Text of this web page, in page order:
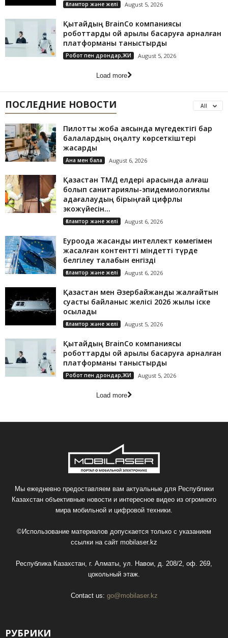
Ғаламтор және желі August 5, 2026
Қытайдың BrainCo компаниясы
роботтарды ой арқылы басқаруға арналған
платформаны таныстырды
Робот пен дрондар,ЖИ August 5, 2026
Load more
ПОСЛЕДНИЕ НОВОСТИ All
Пилоттық жоба аясында мүгедектігі бар
балалардың оңалту көрсеткіштері
жақсарды
Ана мен бала August 6, 2026
Қазақстан ТМД елдері арасында алғаш
болып санитариялық-эпидемиологиялық
қадағалаудың бірыңғай цифрлық
экожүйесін...
Ғаламтор және желі August 6, 2026
Еуроодақ жасанды интеллект көмегімен
жасалған контентті міндетті түрде
белгілеу талабын енгізді
Ғаламтор және желі August 6, 2026
Қазақстан мен Әзербайжанды жалғайтын
суасты байланыс желісі 2026 жылы іске
қосылады
Ғаламтор және желі August 5, 2026
Қытайдың BrainCo компаниясы
роботтарды ой арқылы басқаруға арналған
платформаны таныстырды
Робот пен дрондар,ЖИ August 5, 2026
Load more
Мы ежедневно предоставляем вам актуальные для Республики
Казахстан объективные новости и интересное видео из огромного
мира мобильной и цифровой техники.
©Использование материалов допускается только с указанием
ссылки на сайт mobilaser.kz
Республика Казахстан, г. Алматы, ул. Навои, д. 208/2, оф. 269,
цокольный этаж.
Contact us: go@mobilaser.kz
РУБРИКИ